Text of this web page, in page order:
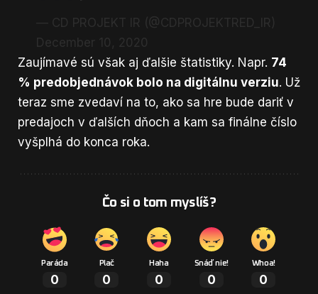
Zaujímavé sú však aj ďalšie štatistiky. Napr. 74
% predobjednávok bolo na digitálnu verziu. Už
teraz sme zvedaví na to, ako sa hre bude dariť v
predajoch v ďalších dňoch a kam sa finálne číslo
vyšplhá do konca roka.
Čo si o tom myslíš?
Paráda
0
Plač
0
Haha
0
Snáď nie!
0
Whoa!
0